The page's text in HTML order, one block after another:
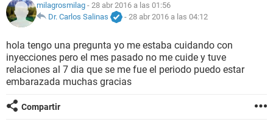
NUTRICIÓN
BIENESTAR
SEXUALIDAD
GLOSARIO
milagrosmilag - 28 abr 2016 a las 01:56
Dr. Carlos Salinas
- 28 abr 2016 a las 04:12
hola tengo una pregunta yo me estaba cuidando con
inyecciones pero el mes pasado no me cuide y tuve
relaciones al 7 dia que se me fue el periodo puedo estar
embarazada muchas gracias
Compartir